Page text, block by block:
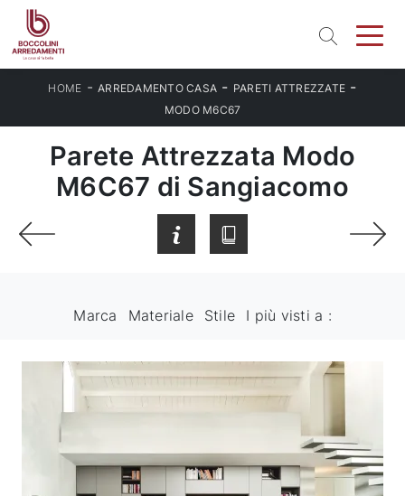
HOME -ARREDAMENTO CASA - PARETI ATTREZZATE -
MODO M6C67
Parete Attrezzata Modo
M6C67 di Sangiacomo
Marca Materiale Stile I più visti a :